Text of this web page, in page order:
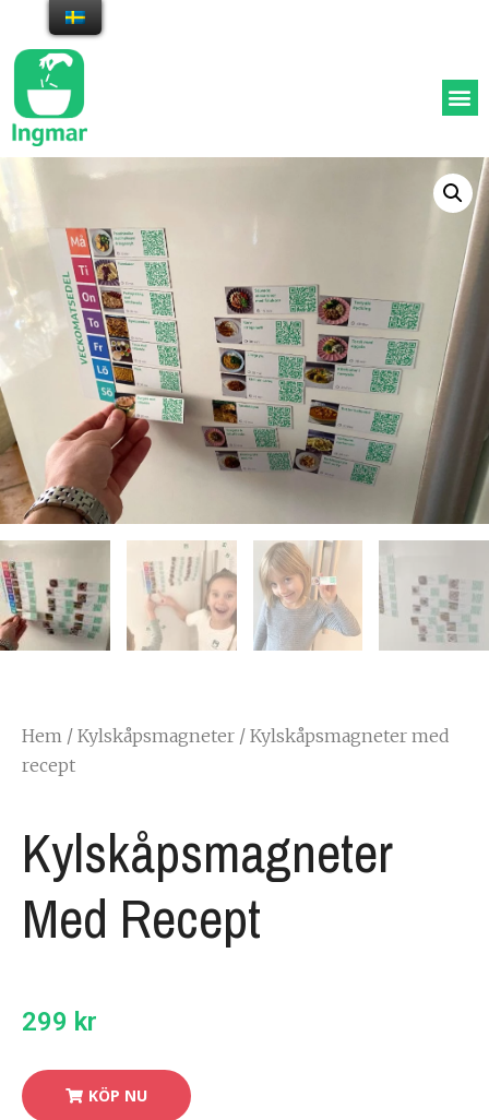
Hem / Kylskåpsmagneter / Kylskåpsmagneter med
recept
Kylskåpsmagneter
Med Recept
299 kr
KÖP NU